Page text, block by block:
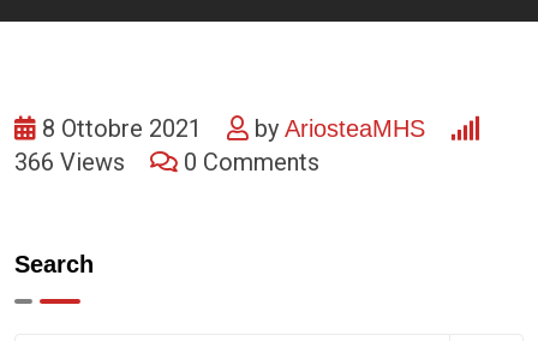
8 Ottobre 2021 by AriosteaMHS
366 Views 0 Comments
Search